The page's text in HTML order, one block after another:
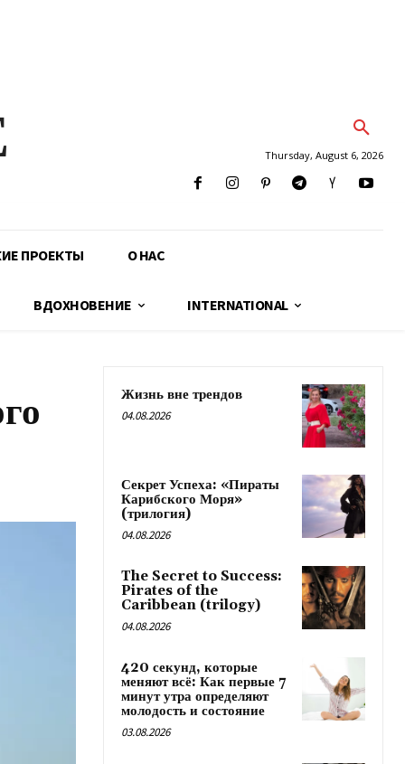
Thursday, August 6, 2026
ПРОЕКТЫ О НАС
ВДОХНОВЕНИЕ INTERNATIONAL
Жизнь вне трендов
04.08.2026
Секрет Успеха: «Пираты
Карибского Моря»
(трилогия)
04.08.2026
The Secret to Success:
Pirates of the
Caribbean (trilogy)
04.08.2026
420 секунд, которые
меняют всё: Как первые 7
минут утра определяют
молодость и состояние
03.08.2026